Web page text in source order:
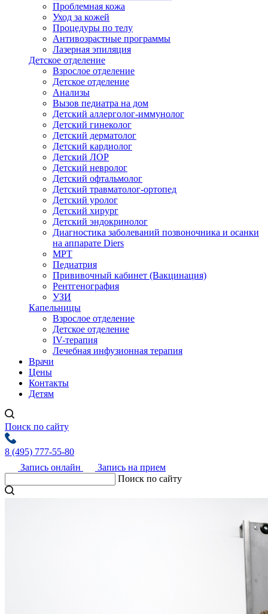
Проблемная кожа
Уход за кожей
Процедуры по телу
Антивозрастные программы
Лазерная эпиляция
Детское отделение
Взрослое отделение
Детское отделение
Анализы
Вызов педиатра на дом
Детский аллерголог-иммунолог
Детский гинеколог
Детский дерматолог
Детский кардиолог
Детский ЛОР
Детский невролог
Детский офтальмолог
Детский травматолог-ортопед
Детский уролог
Детский хирург
Детский эндокринолог
Диагностика заболеваний позвоночника и осанки
на аппарате Diers
МРТ
Педиатрия
Прививочный кабинет (Вакцинация)
Рентгенография
УЗИ
Капельницы
Взрослое отделение
Детское отделение
IV-терапия
Лечебная инфузионная терапия
Врачи
Цены
Контакты
Детям
Поиск по сайту
8 (495) 777-55-80
Запись онлайн
Запись на прием
Поиск по сайту